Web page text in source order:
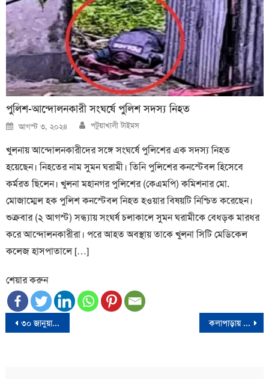
পুলিশ-আন্দোলনকারী সংঘর্ষে পুলিশ সদস্য নিহত
Posted
on
আগস্ট ৩, ২০২৪ Author
পটুয়াখালী টাইমস
খুলনায় আন্দোলনকারীদের সঙ্গে সংঘর্ষে পুলিশের এক সদস্য নিহত
হয়েছেন। নিহতের নাম সুমন ঘরামী। তিনি পুলিশের কনস্টেবল হিসেবে
কর্মরত ছিলেন। খুলনা মহানগর পুলিশের (কেএমপি) কমিশনার মো.
মোজাম্মেল হক পুলিশ কনস্টেবল নিহত হওয়ার বিষয়টি নিশ্চিত করেছেন।
শুক্রবার (২ আগস্ট) সন্ধ্যায় সংঘর্ষ চলাকালে সুমন ঘরামীকে বেধড়ক মারধর
করে আন্দোলনকারীরা। পরে আহত অবস্থায় তাকে খুলনা সিটি মেডিকেল
কলেজ হাসপাতালে […]
শেয়ার করুন
Post
৩০ জানুয়ারি বিএনপির কালো পতাকা মিছিলের দিনে কর্মসূচি দিলো আওয়ামী লীগও কলাপাড়ায় জাতীয় বিজ্ঞান ও প্রযুক্তি সপ্তাহ পুরস্কার বিতরণ